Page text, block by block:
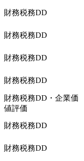
財務税務DD
財務税務DD
財務税務DD
財務税務DD
財務税務DD・企業価
値評価
財務税務DD
財務税務DD